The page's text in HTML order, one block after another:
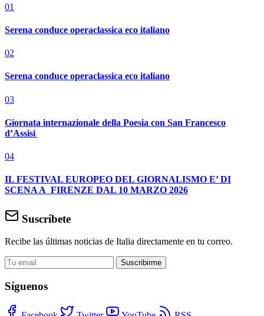
01
Serena conduce operaclassica eco italiano
02
Serena conduce operaclassica eco italiano
03
Giornata internazionale della Poesia con San Francesco
d’Assisi
04
IL FESTIVAL EUROPEO DEL GIORNALISMO E’ DI
SCENA A FIRENZE DAL 10 MARZO 2026
Suscríbete
Recibe las últimas noticias de Italia directamente en tu correo.
Suscribirme
Síguenos